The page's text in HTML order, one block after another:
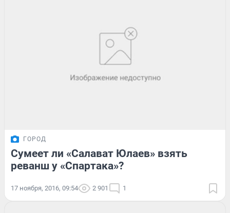
ГОРОД
Сумеет ли «Салават Юлаев» взять
реванш у «Спартака»?
17 ноября, 2016, 09:54 2 901 1